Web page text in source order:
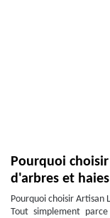
Pourquoi
d'arbres et
Pourquoi choisir Artisan
Tout simplement